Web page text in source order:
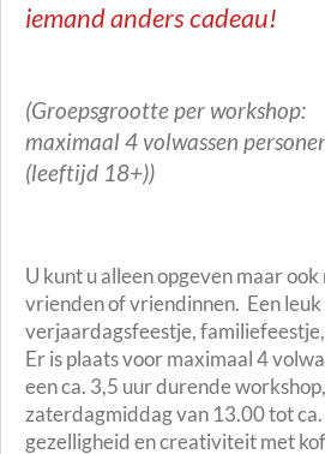
iemand anders cadeau!
(Groepsgrootte per workshop:
maximaal 4 volwassen
(leeftijd 18+))
U kunt u alleen opgeven maar
vrienden of vriendinnen. Een
verjaardagsfeestje,
Er is plaats voor maximaal 4
een ca. 3,5 uur durende
zaterdagmiddag van 13.00 tot
gezelligheid en creativiteit met